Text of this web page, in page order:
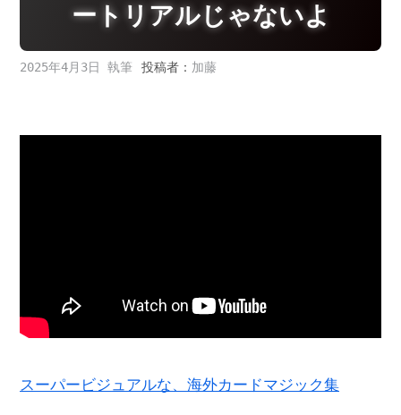
ートリアルじゃないよ
2025年4月3日 投稿者： 加藤
スーパービジュアルな、海外カードマジック集